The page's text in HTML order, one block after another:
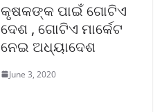
କୃଷକଙ୍କ ପାଇଁ ଗୋଟିଏ
ଦେଶ , ଗୋଟିଏ ମାର୍କେଟ
ନେଇ ଅଧ୍ୟାଦେଶ
June 3, 2020